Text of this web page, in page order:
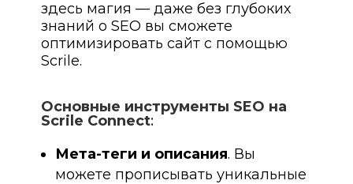
здесь магия — даже без глубоких
знаний о SEO вы сможете
оптимизировать сайт с помощью
Scrile.
Основные инструменты SEO на
Scrile Connect:
Мета-теги и описания. Вы
можете прописывать уникальные